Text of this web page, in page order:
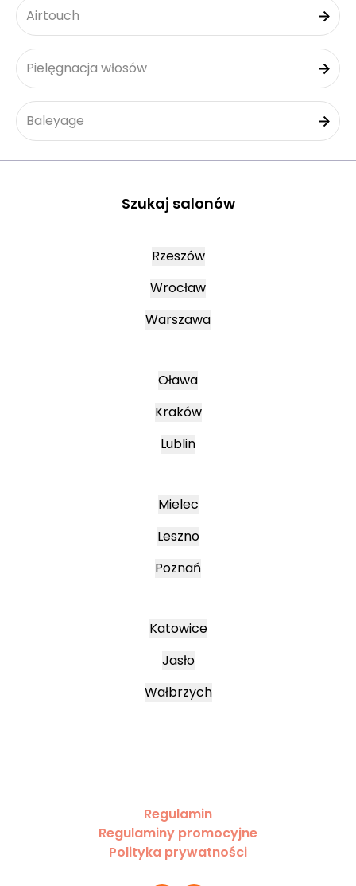
Airtouch
Pielęgnacja włosów
Baleyage
Szukaj salonów
Rzeszów
Wrocław
Warszawa
Oława
Kraków
Lublin
Mielec
Leszno
Poznań
Katowice
Jasło
Wałbrzych
Regulamin
Regulaminy promocyjne
Polityka prywatności